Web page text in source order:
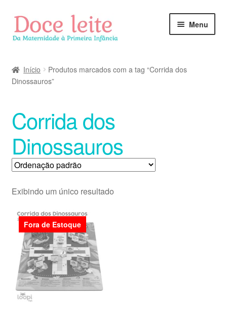
Pular
para
navegação
Pular
para
o
Menu
Início
Produtos marcados com a tag “Corrida dos
Dinossauros”
Corrida dos
Dinossauros
Exibindo um único resultado
Fora de Estoque